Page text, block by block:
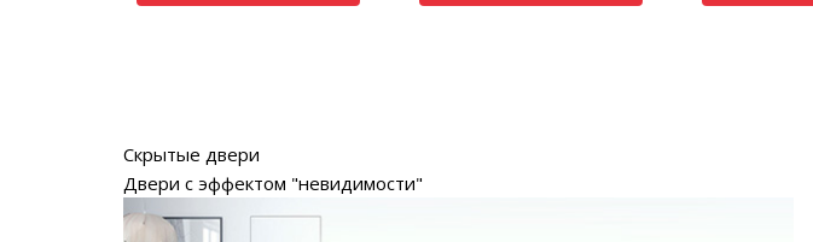
Скрытые двери
Двери с эффектом "невидимости"